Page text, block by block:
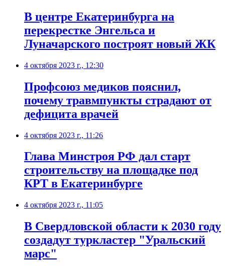
В центре Екатеринбурга на
перекрестке Энгельса и
Луначарского построят новый ЖК
4 октября 2023 г., 12:30
Профсоюз медиков пояснил,
почему травмпункты страдают от
дефицита врачей
4 октября 2023 г., 11:26
Глава Минстроя РФ дал старт
строительству на площадке под
КРТ в Екатеринбурге
4 октября 2023 г., 11:05
В Свердловской области к 2030 году
создадут туркластер "Уральский
марс"